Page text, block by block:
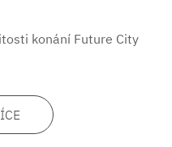
konání Future City